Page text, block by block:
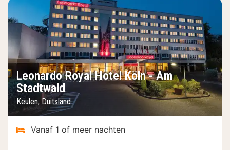
Leonardo Royal Hotel Köln - Am
Stadtwald
Keulen, Duitsland
Vanaf 1 of meer nachten